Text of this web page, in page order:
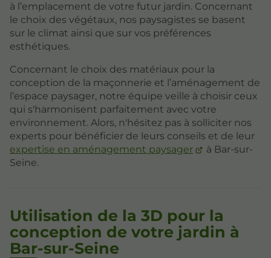
à l’emplacement de votre futur jardin. Concernant
le choix des végétaux, nos paysagistes se basent
sur le climat ainsi que sur vos préférences
esthétiques.
Concernant le choix des matériaux pour la
conception de la maçonnerie et l’aménagement de
l’espace paysager, notre équipe veille à choisir ceux
qui s'harmonisent parfaitement avec votre
environnement. Alors, n'hésitez pas à solliciter nos
experts pour bénéficier de leurs conseils et de leur
expertise en aménagement paysager
à Bar-sur-
Seine.
Utilisation de la 3D pour la
conception de votre jardin à
Bar-sur-Seine